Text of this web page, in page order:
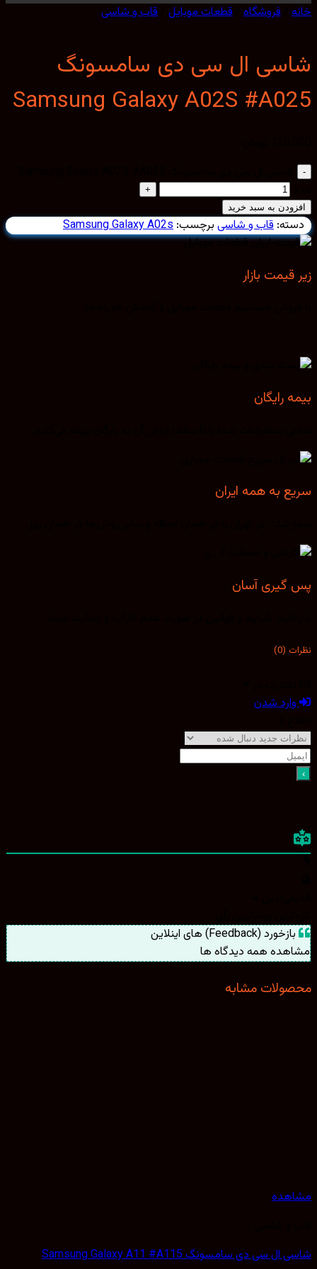
خانه فروشگاه قطعات موبایل قاب و شاسی
شاسی ال سی دی سامسونگ
Samsung Galaxy A02S #A025
افزودن به سبد خرید
دسته: قاب و شاسی برچسب: Samsung Galaxy A02s
زیر قیمت بازار
بیمه رایگان
سریع به همه ایران
پس گیری آسان
نظرات (0)
وارد شدن
بازخورد (Feedback) های اینلاین
مشاهده همه دیدگاه ها
محصولات مشابه
مشاهده
شاسی ال سی دی سامسونگ Samsung Galaxy A11 #A115